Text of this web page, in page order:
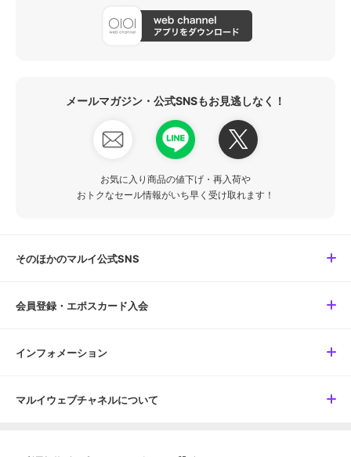
メールマガジン・公式SNSもお見逃しなく！
お気に入り商品の値下げ・再入荷や
おトクなセール情報がいち早く受け取れます！
そのほかのマルイ公式SNS
会員登録・エポスカード入会
インフォメーション
マルイウェブチャネルについて